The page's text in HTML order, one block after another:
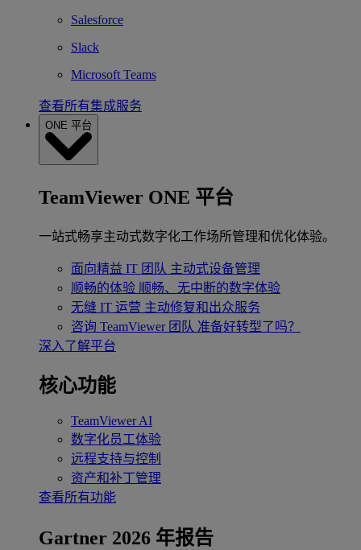
Salesforce
Slack
Microsoft Teams
查看所有集成服务
ONE 平台
TeamViewer ONE 平台
一站式畅享主动式数字化工作场所管理和优化体验。
面向精益 IT 团队 主动式设备管理
顺畅的体验 顺畅、无中断的数字体验
无缝 IT 运营 主动修复和出众服务
咨询 TeamViewer 团队 准备好转型了吗？
深入了解平台
核心功能
TeamViewer AI
数字化员工体验
远程支持与控制
资产和补丁管理
查看所有功能
Gartner 2026 年报告